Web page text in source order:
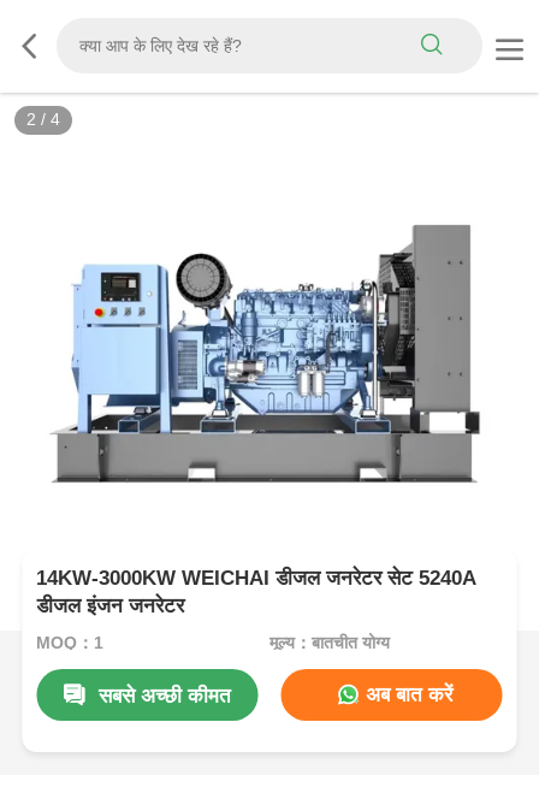
2 / 4
14KW-3000KW WEICHAI डीजल जनरेटर सेट 5240A
डीजल इंजन जनरेटर
MOQ：1 मूल्य：बातचीत योग्य
सबसे अच्छी कीमत अब बात करें